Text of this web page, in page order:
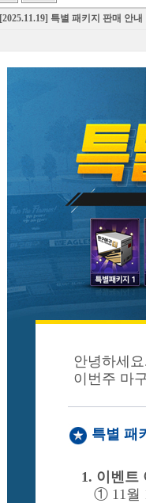
[2025.11.19] 특별 패키지 판매 안내
안녕하세
이번주 마
특별 패
1. 이벤트
① 11월